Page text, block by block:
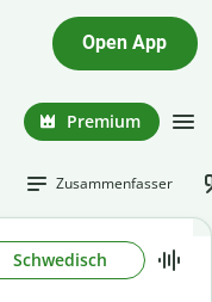
Open App
Premium
Zusammenfasser
Schwedisch